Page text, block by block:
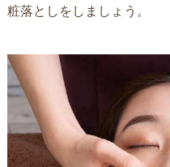
粧落としをしましょう。